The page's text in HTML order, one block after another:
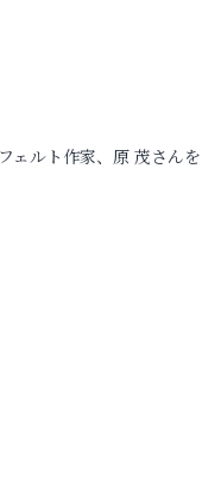
ェルト作家、原 茂さん